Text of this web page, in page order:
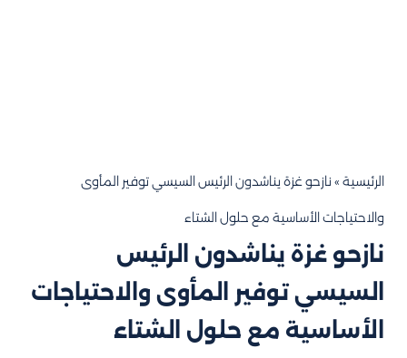
الرئيسية » نازحو غزة يناشدون الرئيس السيسي توفير المأوى
والاحتياجات الأساسية مع حلول الشتاء
نازحو غزة يناشدون الرئيس
السيسي توفير المأوى والاحتياجات
الأساسية مع حلول الشتاء